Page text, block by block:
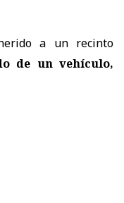
a un recinto
de un vehículo,